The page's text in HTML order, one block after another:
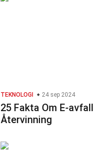
TEKNOLOGI 24 sep 2024
25 Fakta Om E-avfall
Återvinning